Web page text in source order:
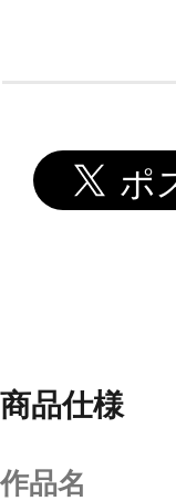
商品仕様
作品名